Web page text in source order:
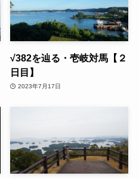
√382を辿る・壱岐対馬【２
日目】
2023年7月17日